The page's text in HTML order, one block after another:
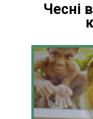
Чесні